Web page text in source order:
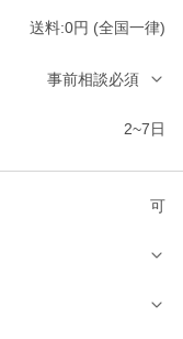
送料:0円 (全国一律)
事前相談必須
2~7日
可